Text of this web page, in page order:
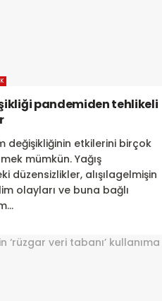
pandemiden tehlikeli
değişikliğinin etkilerini birçok
mümkün. Yağış
düzensizlikler, alışılagelmişin
olayları ve buna bağlı